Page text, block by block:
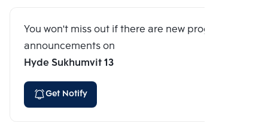
You won't miss out if there are new program
announcements on
Hyde Sukhumvit 13
Get Notify